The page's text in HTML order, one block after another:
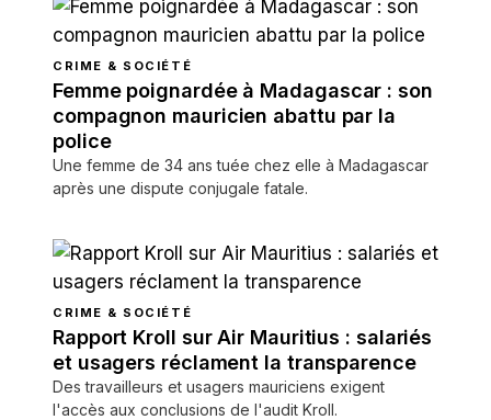
CRIME & SOCIÉTÉ
Femme poignardée à Madagascar : son
compagnon mauricien abattu par la
police
Une femme de 34 ans tuée chez elle à Madagascar
après une dispute conjugale fatale.
CRIME & SOCIÉTÉ
Rapport Kroll sur Air Mauritius : salariés
et usagers réclament la transparence
Des travailleurs et usagers mauriciens exigent
l'accès aux conclusions de l'audit Kroll.